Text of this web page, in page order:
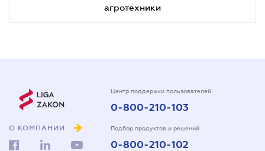
агротехники
О КОМПАНИИ
Центр поддержки пользователей
0-800-210-103
Подбор продуктов и решений
0-800-210-102